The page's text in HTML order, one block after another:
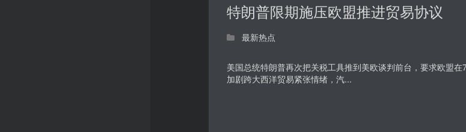
特朗普限期施压欧盟推进贸易协议
最新热点
美国总统特朗普再次把关税工具推到美欧谈判前台，要求欧盟
加剧跨大西洋贸易紧张情绪，汽...